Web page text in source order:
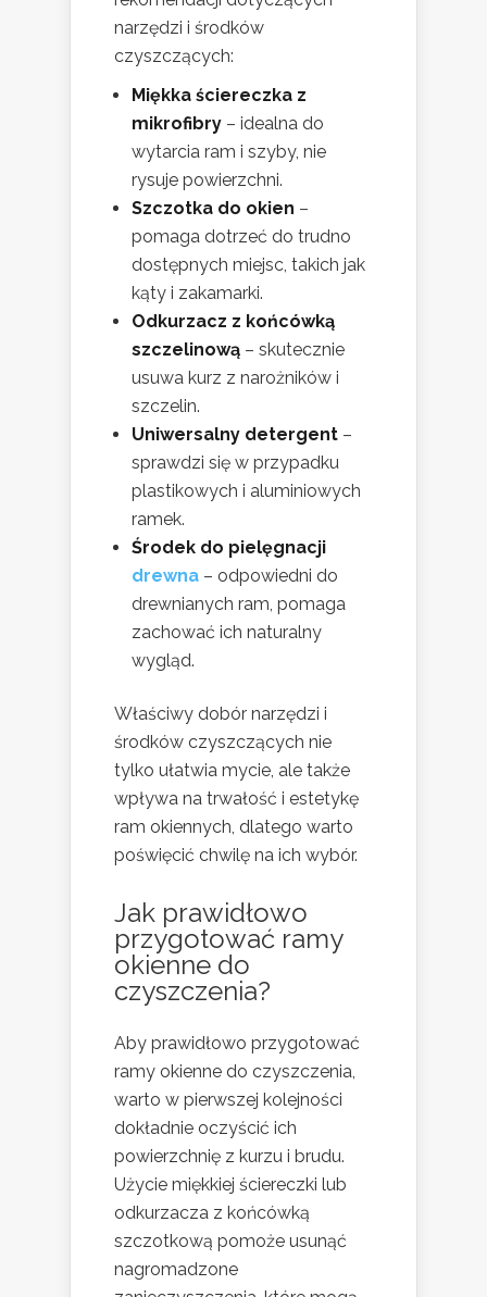
narzędzi i środków
czyszczących:
Miękka ściereczka z
mikrofibry – idealna do
wytarcia ram i szyby, nie
rysuje powierzchni.
Szczotka do okien –
pomaga dotrzeć do trudno
dostępnych miejsc, takich jak
kąty i zakamarki.
Odkurzacz z końcówką
szczelinową – skutecznie
usuwa kurz z narożników i
szczelin.
Uniwersalny detergent –
sprawdzi się w przypadku
plastikowych i aluminiowych
ramek.
Środek do pielęgnacji
drewna – odpowiedni do
drewnianych ram, pomaga
zachować ich naturalny
wygląd.
Właściwy dobór narzędzi i
środków czyszczących nie
tylko ułatwia mycie, ale także
wpływa na trwałość i estetykę
ram okiennych, dlatego warto
poświęcić chwilę na ich wybór.
Jak prawidłowo
przygotować ramy
okienne do
czyszczenia?
Aby prawidłowo przygotować
ramy okienne do czyszczenia,
warto w pierwszej kolejności
dokładnie oczyścić ich
powierzchnię z kurzu i brudu.
Użycie miękkiej ściereczki lub
odkurzacza z końcówką
szczotkową pomoże usunąć
nagromadzone